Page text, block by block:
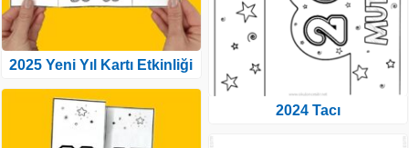
2025 Yeni Yıl Kartı Etkinliği
2024 Tacı